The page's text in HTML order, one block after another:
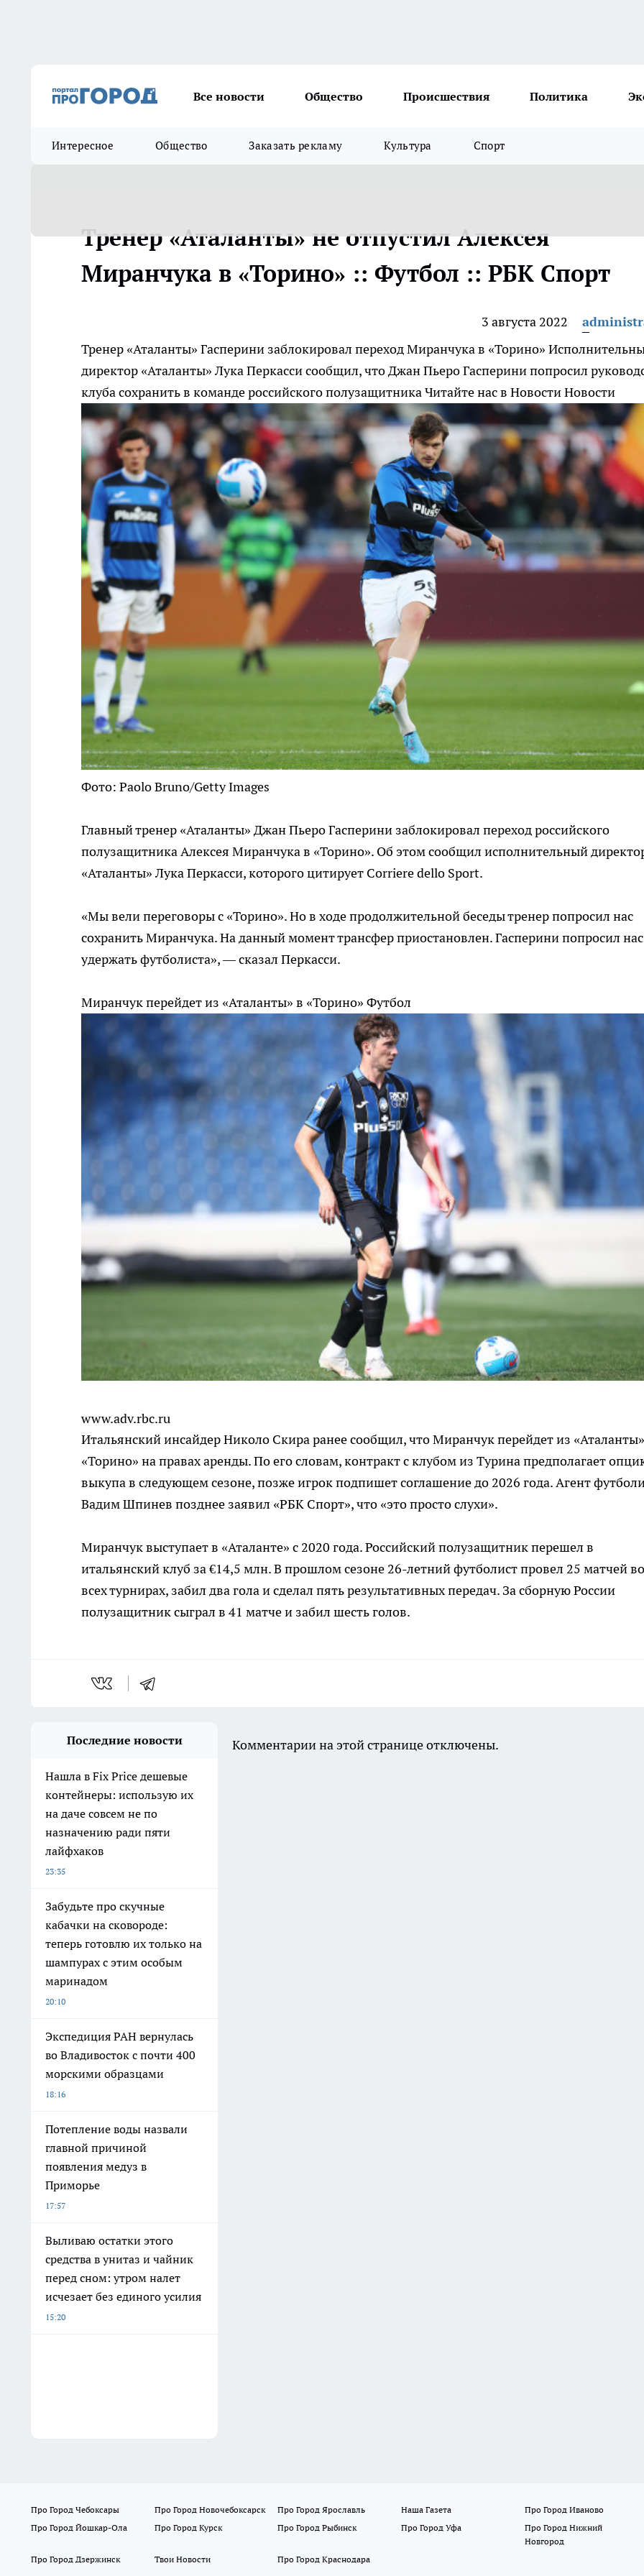
Все новости Общество Происшествия Политика
Интересное Общество Заказать рекламу Культура Спорт
Тренер «Аталанты» не отпустил Алексея
Миранчука в «Торино» :: Футбол :: РБК Спорт
3 августа 2022
Тренер «Аталанты» Гасперини заблокировал переход Миранчука в «Торино»
директор «Аталанты» Лука Перкасси сообщил, что Джан Пьеро Гасперини попросил
клуба сохранить в команде российского полузащитникаЧитайте нас в Новости Новости
Фото: Paolo Bruno/Getty Images
Главный тренер «Аталанты» Джан Пьеро Гасперини заблокировал переход российского
полузащитника Алексея Миранчука в «Торино». Об этом сообщил исполнительный
«Аталанты» Лука Перкасси, которого цитирует Corriere dello Sport.
«Мы вели переговоры с «Торино». Но в ходе продолжительной беседы тренер попросил нас
сохранить Миранчука. На данный момент трансфер приостановлен. Гасперини попросил нас
удержать футболиста», — сказал Перкасси.
Миранчук перейдет из «Аталанты» в «Торино» Футбол
www.adv.rbc.ru
Итальянский инсайдер Николо Скира ранее сообщил, что Миранчук перейдет из
«Торино» на правах аренды. По его словам, контракт с клубом из Турина предполагает
выкупа в следующем сезоне, позже игрок подпишет соглашение до 2026 года. Агент
Вадим Шпинев позднее заявил «РБК Спорт», что «это просто слухи».
Миранчук выступает в «Аталанте» с 2020 года. Российский полузащитник перешел в
итальянский клуб за €14,5 млн. В прошлом сезоне 26-летний футболист провел 25 матчей во
всех турнирах, забил два гола и сделал пять результативных передач. За сборную России
полузащитник сыграл в 41 матче и забил шесть голов.
Последние новости
Нашла в Fix Price дешевые
контейнеры: использую их
на даче совсем не по
назначению ради пяти
лайфхаков
23:35
Забудьте про скучные
кабачки на сковороде:
теперь готовлю их только на
шампурах с этим особым
маринадом
20:10
Экспедиция РАН вернулась
во Владивосток с почти 400
морскими образцами
18:16
Потепление воды назвали
главной причиной
появления медуз в
Приморье
17:57
Выливаю остатки этого
средства в унитаз и чайник
перед сном: утром налет
исчезает без единого усилия
15:20
Комментарии на этой странице отключены.
Про Город Чебоксары Про Город Новочебоксарск Про Город Ярославль Наша Газета
Про Город Иваново
Про Город Йошкар-Ола
Про Город Курск Про Город Рыбинск Про Город Уфа
Про Город Нижний
Новгород
Про Город Дзержинск
Твои Новости Про Город Краснодара